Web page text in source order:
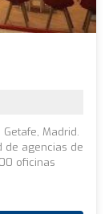
Madrid.
de agencias de
oficinas